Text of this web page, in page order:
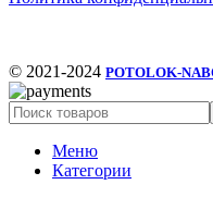
© 2021-2024 POTOLOK-
Меню
Категории